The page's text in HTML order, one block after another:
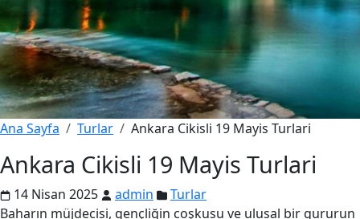
Ana Sayfa Turlar Ankara Cikisli 19 Mayis Turlari
Ankara Cikisli 19 Mayis Turlari
14 Nisan 2025 admin
Turlar
Baharın müjdecisi, gençliğin coşkusu ve ulusal bir gururun